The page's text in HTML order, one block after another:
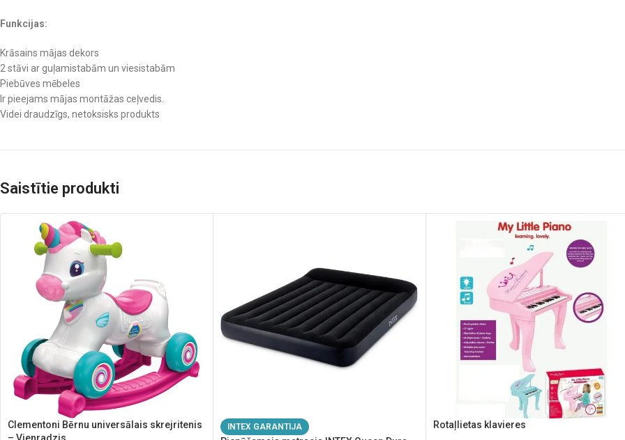
Funkcijas:
Krāsains mājas dekors
2 stāvi ar guļamistabām un viesistabām
Piebūves mēbeles
Ir pieejams mājas montāžas ceļvedis.
Videi draudzīgs, netoksisks produkts
Saistītie produkti
Clementoni Bērnu universālais skrejritenis
INTEX GARANTIJA Rotaļlietas klavieres